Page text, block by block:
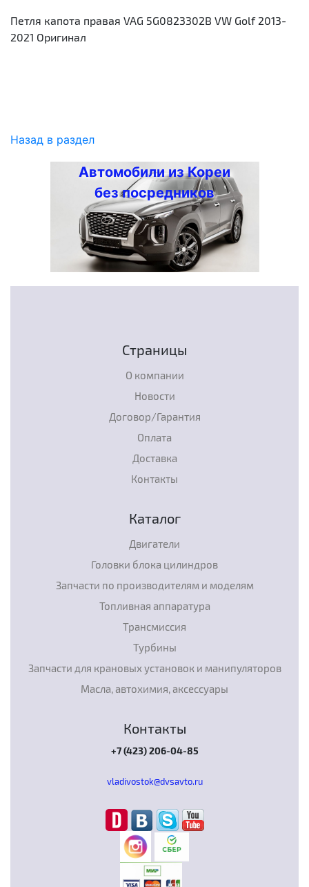
Петля капота правая VAG 5G0823302B VW Golf 2013-
2021 Оригинал
Назад в раздел
Автомобили из Кореи
без посредников
Страницы
О компании
Новости
Договор/Гарантия
Оплата
Доставка
Контакты
Каталог
Двигатели
Головки блока цилиндров
Запчасти по производителям и моделям
Топливная аппаратура
Трансмиссия
Турбины
Запчасти для крановых установок и манипуляторов
Масла, автохимия, аксессуары
Контакты
+7 (423) 206-04-85
vladivostok@dvsavto.ru